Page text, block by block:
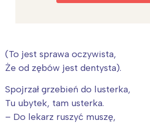
(To jest sprawa oczywista,
Że od zębów jest dentysta).
Spojrzał grzebień do lusterka,
Tu ubytek, tam usterka.
– Do lekarz ruszyć muszę,